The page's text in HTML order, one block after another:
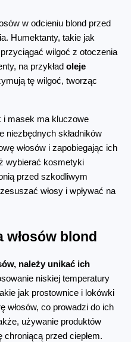
w odcieniu blond przed
wilgoć z otoczenia
na przykład oleje
tę wilgoć, tworząc
i masek ma kluczowe
niezbędnych składników
włosów i zapobiegając ich
wybierać kosmetyki
przed szkodliwym
włosy i wpływać na
blond
należy unikać ich
niskiej temperatury
jak prostownice i lokówki
włosów, co prowadzi do ich
używanie produktów
przed ciepłem.